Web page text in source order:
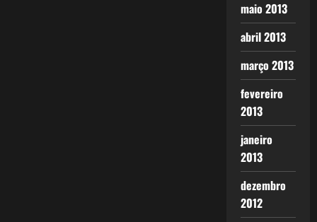
maio 2013
abril 2013
março 2013
fevereiro
2013
janeiro
2013
dezembro
2012